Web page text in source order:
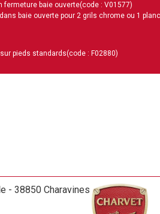
fermeture baie ouverte(code : V01577)
baie ouverte pour 2 grils chrome ou 1
pieds standards(code : F02880)
- 38850 Charavines